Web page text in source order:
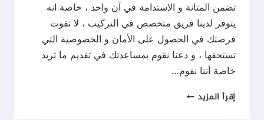
تضمن المتانة و الاستدامة في آن واحد ، خاصة انه
يتوفر لدينا فريق متخصص في التركيب ، لا تفوت
فرصتك في الحصول على الأمان و الخصوصية التي
تستحقها ، و دعنا نقوم بمساعدتك في تقديم ما تريد
خاصة أننا نقوم…
إقرأ المزيدتركيب